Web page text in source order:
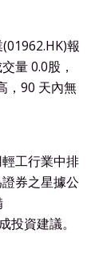
報
量 0.0股，
，90 天內無
工行業中排
券之星據公
資建議。